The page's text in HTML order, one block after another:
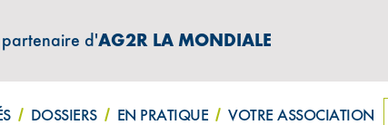
partenaire d'AG2R LA MONDIALE
DOSSIERS EN PRATIQUE VOTRE ASSOCIATION
INFOS"